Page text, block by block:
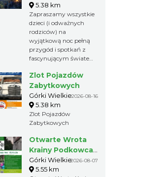
5.38 km
Zapraszamy wszystkie
dzieci (i odważnych
rodziców) na
wyjątkową noc pełną
przygód i spotkań z
fascynującym światem
Zlot Pojazdów
Zabytkowych
Górki Wielkie2026-08-16
5.38 km
Zlot Pojazdów
Zabytkowych
Otwarte Wrota
Krainy Podkowca
– odkryj
fascynujący świat
Górki Wielkie2026-08-07
5.55 km